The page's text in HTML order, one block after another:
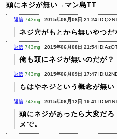
頭にネジが無い→マン島TT
返信 743mg 2015年06月08日 21:24
ネジ穴がもとから無いやつだ
返信 743mg 2015年06月08日 21:54
俺も頭にネジが無いのだが？
返信 743mg 2015年06月09日 17:47
もはやネジという概念が無い
返信 743mg 2015年06月12日 19:41
頭にネジがあったら大変だろ
ヌで。